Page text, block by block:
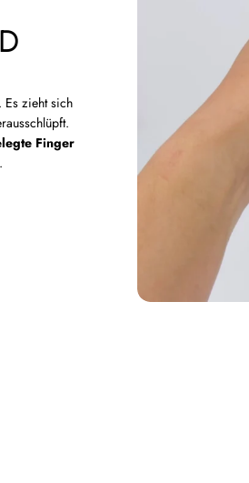
Es zieht sich
Finger